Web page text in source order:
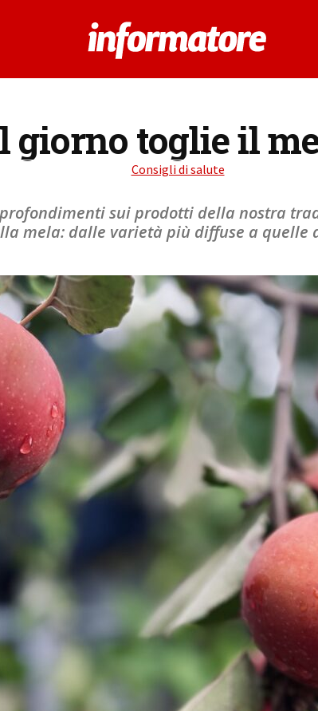
giorno toglie il
Consigli di salute
sui prodotti della nostra
mela: dalle varietà più diffuse a quelle